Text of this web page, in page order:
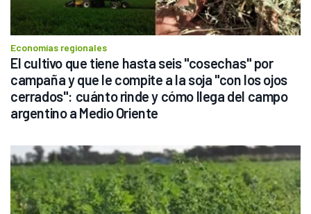
Economías regionales
El cultivo que tiene hasta seis "cosechas" por
campaña y que le compite a la soja "con los ojos
cerrados": cuánto rinde y cómo llega del campo
argentino a Medio Oriente